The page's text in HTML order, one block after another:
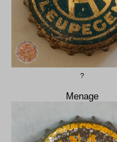
?
Menage